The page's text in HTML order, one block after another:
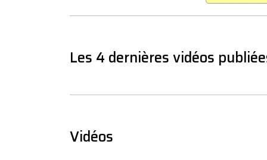
Les 4 dernières vidéos
Vidéos